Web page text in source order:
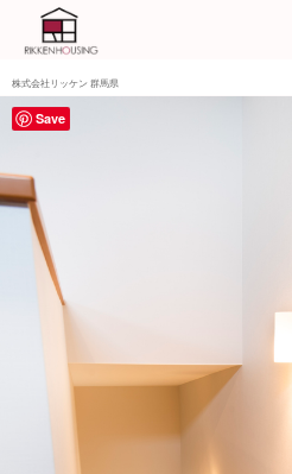
株式会社リッケン 群馬県
Save